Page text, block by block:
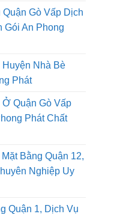
Nhà Mới Quận
Công Uy Tín
Gò Vấp Dịch
Gói An Phong
Nhà Bè
Phát
Quận Gò Vấp
Phát Chất
Bằng Quận 12,
Nghiệp Uy